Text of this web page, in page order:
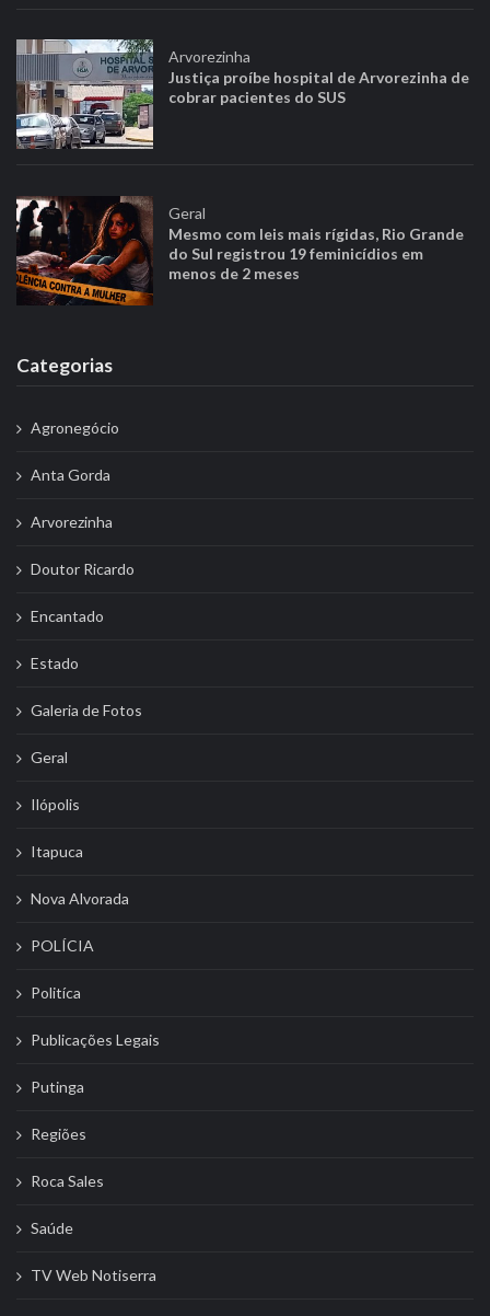
Arvorezinha
Justiça proíbe hospital de Arvorezinha de
cobrar pacientes do SUS
Geral
Mesmo com leis mais rígidas, Rio Grande
do Sul registrou 19 feminicídios em
menos de 2 meses
Categorias
Agronegócio
Anta Gorda
Arvorezinha
Doutor Ricardo
Encantado
Estado
Galeria de Fotos
Geral
Ilópolis
Itapuca
Nova Alvorada
POLÍCIA
Politíca
Publicações Legais
Putinga
Regiões
Roca Sales
Saúde
TV Web Notiserra